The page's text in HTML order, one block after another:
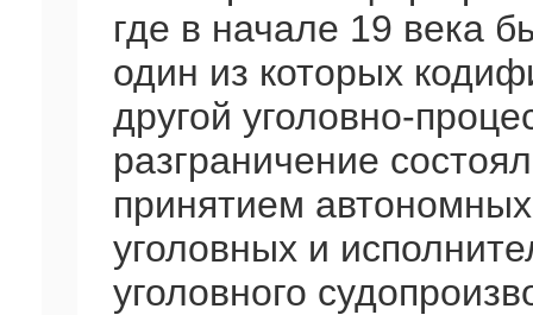
где в начале 19 века
один из которых
другой уголовно-
разграничение
принятием
уголовных и
уголовного